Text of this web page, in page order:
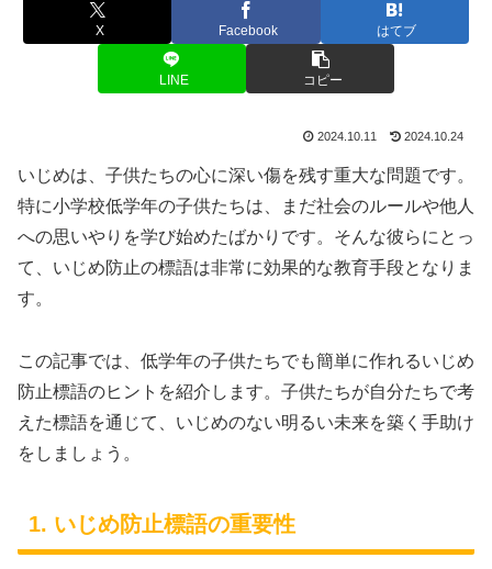
X Facebook はてブ
LINE コピー
2024.10.11 2024.10.24
いじめは、子供たちの心に深い傷を残す重大な問題です。
特に小学校低学年の子供たちは、まだ社会のルールや他人
への思いやりを学び始めたばかりです。そんな彼らにとっ
て、いじめ防止の標語は非常に効果的な教育手段となりま
す。
この記事では、低学年の子供たちでも簡単に作れるいじめ
防止標語のヒントを紹介します。子供たちが自分たちで考
えた標語を通じて、いじめのない明るい未来を築く手助け
をしましょう。
1. いじめ防止標語の重要性